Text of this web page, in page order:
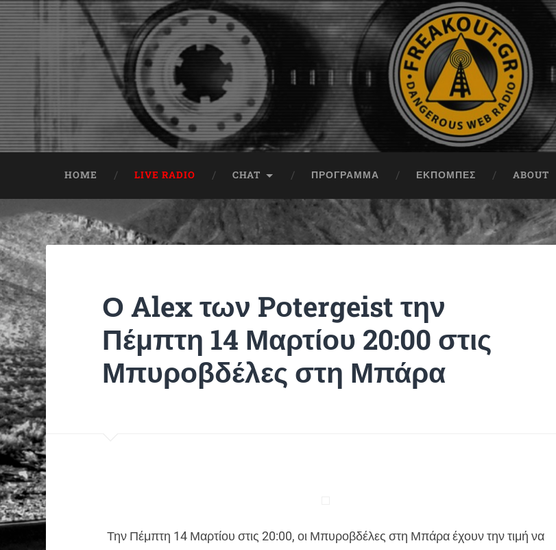
HOME LIVE RADIO CHAT ΠΡΟΓΡΑΜΜΑ ΕΚΠΟΜΠΈΣ ABOUT
Ο Alex των Pοtergeist την
Πέμπτη 14 Μαρτίου 20:00 στις
Μπυροβδέλες στη Μπάρα
Την Πέμπτη 14 Μαρτίου στις 20:00, οι Μπυροβδέλες στη Μπάρα έχουν την τιμή να